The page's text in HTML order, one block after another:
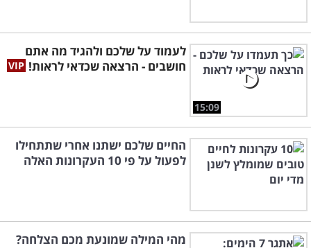
15:09
לעמוד על שלכם ולהגיד מה אתם
חושבים - הרצאה שכדאי לראות!
החיים שלכם ישתנו אחרי שתתחילו
לפעול על פי 10 העקרונות האלה
מהי המילה שמונעת מכם הצלחה?